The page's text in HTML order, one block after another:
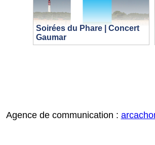
Soirées du Phare | Concert
Gaumar
Agence de communication :